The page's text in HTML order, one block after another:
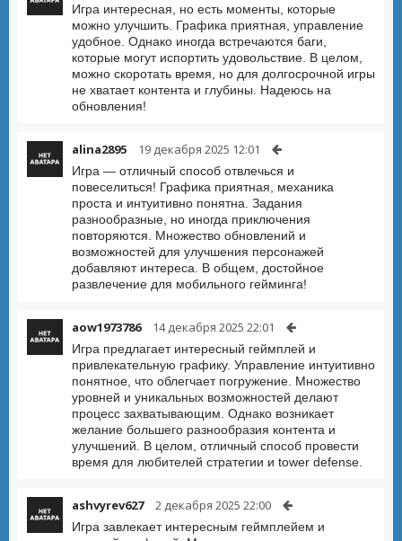
Игра интересная, но есть моменты, которые
можно улучшить. Графика приятная, управление
удобное. Однако иногда встречаются баги,
которые могут испортить удовольствие. В целом,
можно скоротать время, но для долгосрочной игры
не хватает контента и глубины. Надеюсь на
обновления!
alina2895 19 декабря 2025 12:01
Игра — отличный способ отвлечься и
повеселиться! Графика приятная, механика
проста и интуитивно понятна. Задания
разнообразные, но иногда приключения
повторяются. Множество обновлений и
возможностей для улучшения персонажей
добавляют интереса. В общем, достойное
развлечение для мобильного гейминга!
aow1973786 14 декабря 2025 22:01
Игра предлагает интересный геймплей и
привлекательную графику. Управление интуитивно
понятное, что облегчает погружение. Множество
уровней и уникальных возможностей делают
процесс захватывающим. Однако возникает
желание большего разнообразия контента и
улучшений. В целом, отличный способ провести
время для любителей стратегии и tower defense.
ashvyrev627 2 декабря 2025 22:00
Игра завлекает интересным геймплейем и